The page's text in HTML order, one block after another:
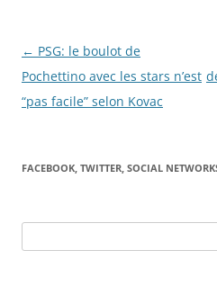
Post
navigation
← PSG: le boulot de
Pochettino avec les stars n’est
“pas facile” selon Kovac
FACEBOOK, TWITTER, SOCIAL
for: